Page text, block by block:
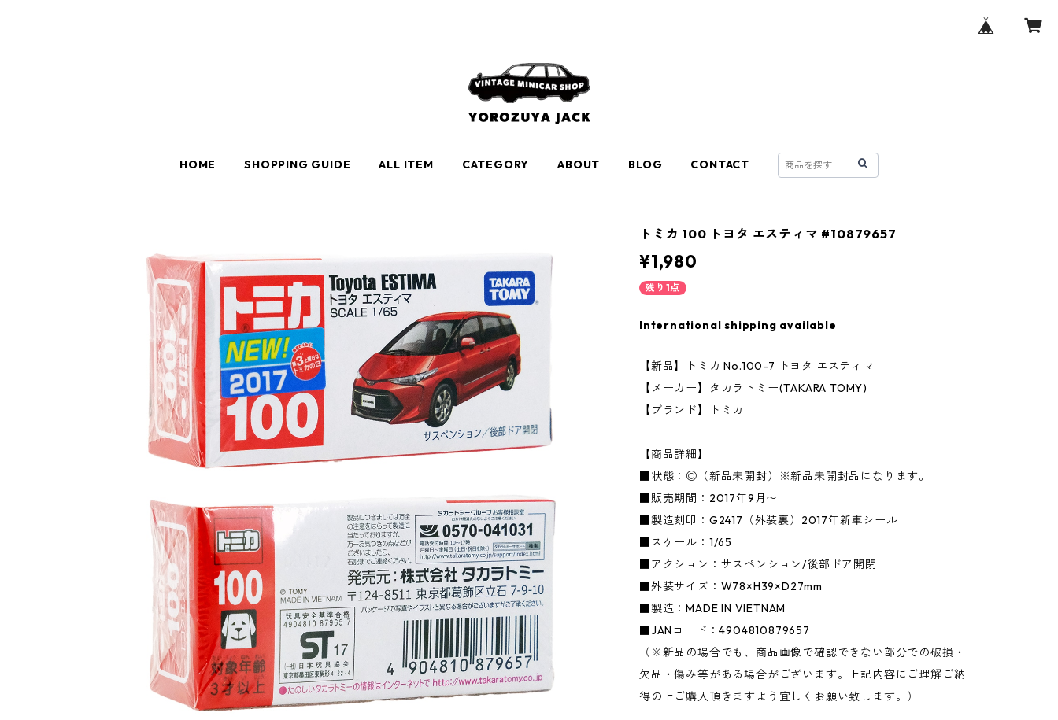
HOME SHOPPING GUIDE ALL ITEM CATEGORY ABOUT BLOG CONTACT
トミカ 100 トヨタ エスティマ #10879657
¥1,980
残り1点
International shipping available
【新品】トミカ No.100-7 トヨタ エスティマ
【メーカー】タカラトミー(TAKARA TOMY)
【ブランド】トミカ
【商品詳細】
■状態：◎（新品未開封）※新品未開封品になります。
■販売期間：2017年9月〜
■製造刻印：G2417（外装裏）2017年新車シール
■スケール：1/65
■アクション：サスペンション/後部ドア開閉
■外装サイズ：W78×H39×D27mm
■製造：MADE IN VIETNAM
■JANコード：4904810879657
（※新品の場合でも、商品画像で確認できない部分での破損・
欠品・傷み等がある場合がございます。上記内容にご理解ご納
得の上ご購入頂きますよう宜しくお願い致します。）